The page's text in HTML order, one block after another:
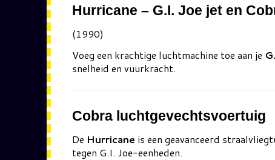
Hurricane – G.I. Joe jet en
(1990)
Voeg een krachtige luchtmachine toe aan je
snelheid en vuurkracht.
Cobra luchtgevechtsvoertuig
De Hurricane is een geavanceerd
tegen G.I. Joe-eenheden.